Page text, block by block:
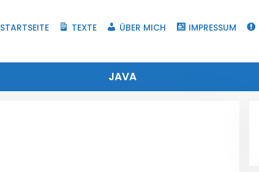
STARTSEITE TEXTE ÜBER MICH IMPRESSUM
JAVA